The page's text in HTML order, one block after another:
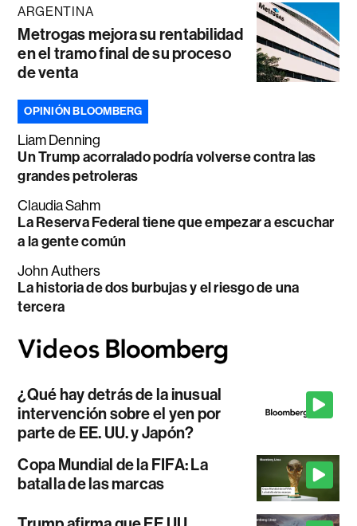
ARGENTINA
Metrogas mejora su rentabilidad
en el tramo final de su proceso
de venta
OPINIÓN BLOOMBERG
Liam Denning
Un Trump acorralado podría volverse contra las
grandes petroleras
Claudia Sahm
La Reserva Federal tiene que empezar a escuchar
a la gente común
John Authers
La historia de dos burbujas y el riesgo de una
tercera
¿Qué hay detrás de la inusual
intervención sobre el yen por
parte de EE. UU. y Japón?
Copa Mundial de la FIFA: La
batalla de las marcas